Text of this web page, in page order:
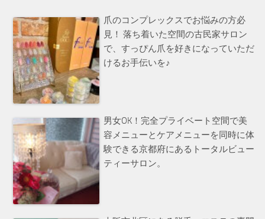
爪のコンプレックスでお悩みの方必
見！ 落ち着いた空間の古民家サロン
で、すっぴん爪を好きになっていただ
けるお手伝いを♪
男女OK！完全プライベート空間で美
容メニューとケアメニューを同時に体
験できる京都府にあるトータルビュー
ティーサロン。